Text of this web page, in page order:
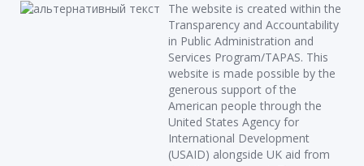
The website is created within the
Transparency and Accountability
in Public Administration and
Services Program/TAPAS. This
website is made possible by the
generous support of the
American people through the
United States Agency for
International Development
(USAID) alongside UK aid from